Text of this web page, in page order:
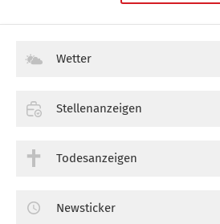
Wetter
Stellenanzeigen
Todesanzeigen
Newsticker